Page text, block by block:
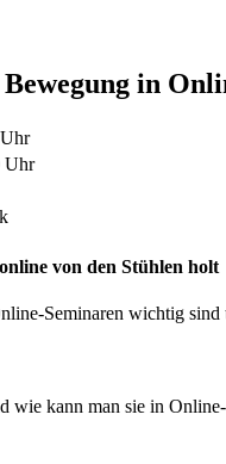
in
Uhr
von den Stühlen holt
Seminaren wichtig
wie kann man sie in